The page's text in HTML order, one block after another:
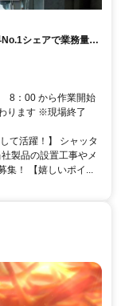
シェアで業務量安
か月間の研修手当有
8：00 から作業開始
ります ※現場終了
て活躍！】 シャッタ
製品の設置工事やメ
集！ 【嬉しいポイ...